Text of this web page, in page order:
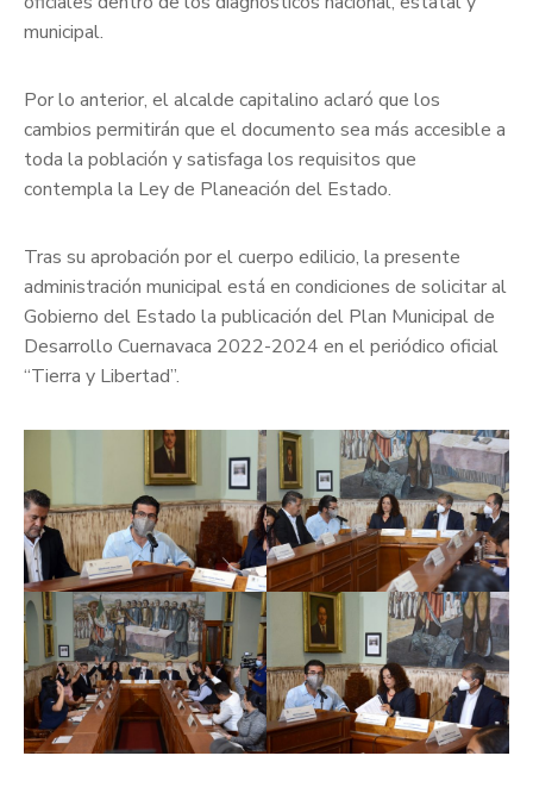
municipal.
Por lo anterior, el alcalde capitalino aclaró que los
cambios permitirán que el documento sea más accesible a
toda la población y satisfaga los requisitos que
contempla la Ley de Planeación del Estado.
Tras su aprobación por el cuerpo edilicio, la presente
administración municipal está en condiciones de solicitar al
Gobierno del Estado la publicación del Plan Municipal de
Desarrollo Cuernavaca 2022-2024 en el periódico oficial
“Tierra y Libertad”.